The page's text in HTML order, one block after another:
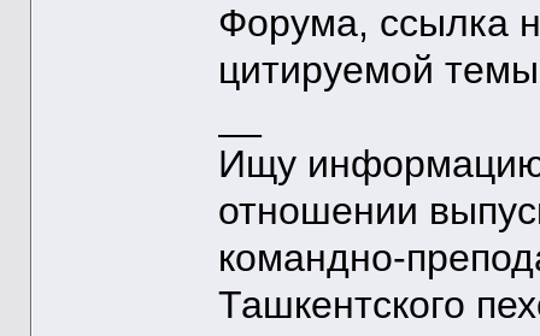
Форума, ссылка
цитируемой
Ищу информацию
отношении
командно-
Ташкентского